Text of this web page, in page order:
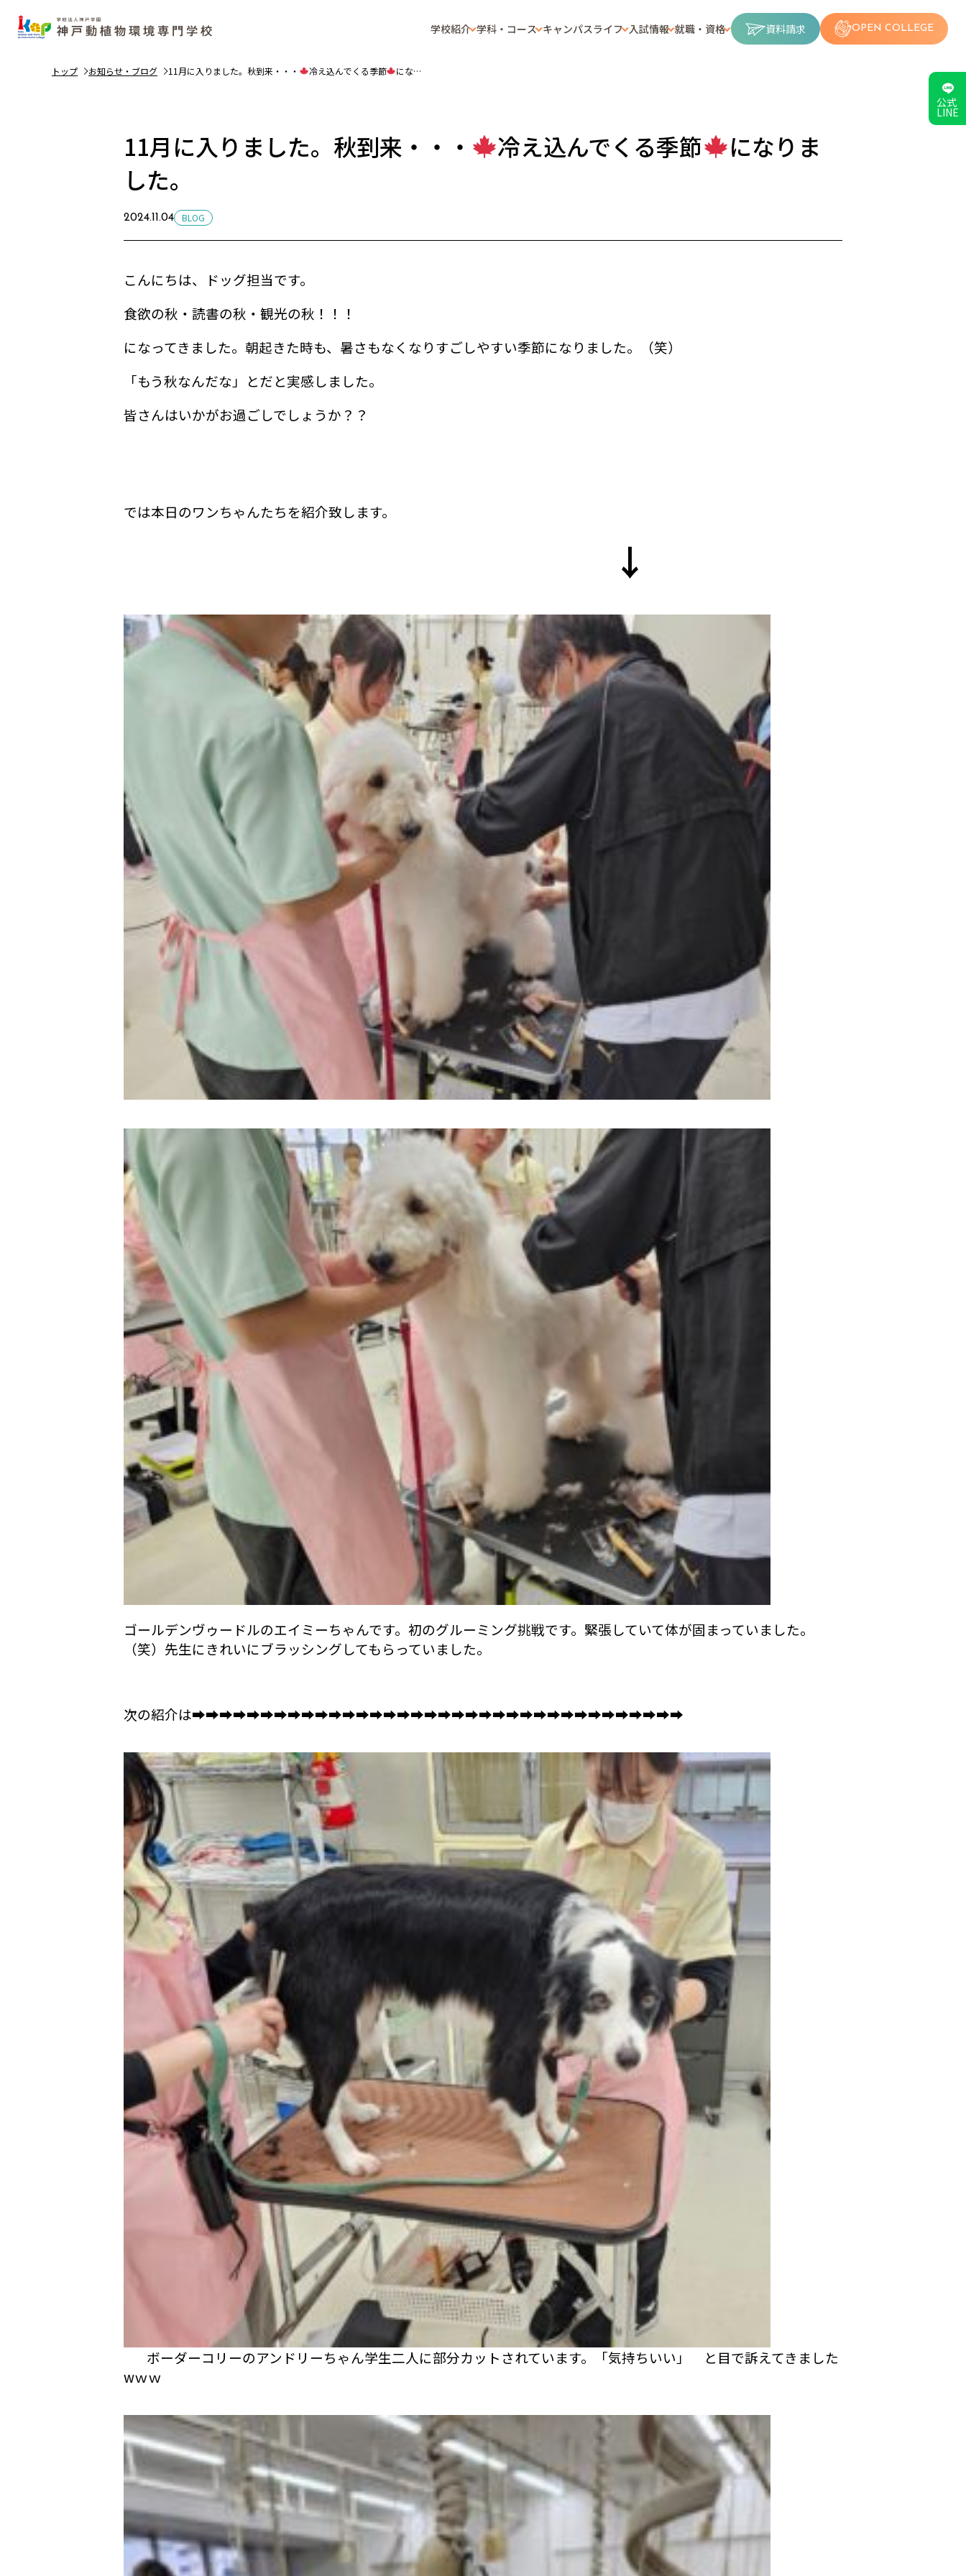
学校紹介 学科・コース キャンパスライフ 入試情報 就職・資格 資料請求 OPEN COLLEGE
公式
LINE
トップ お知らせ・ブログ 11月に入りました。秋到来・・・ 冷え込んでくる季節
になり
11月に入りました。秋到来・・・ 冷え込んでくる季節
になりま
した。
2024.11.04 BLOG
こんにちは、ドッグ担当です。
食欲の秋・読書の秋・観光の秋！！！
になってきました。朝起きた時も、暑さもなくなりすごしやすい季節になりました。（笑）
「もう秋なんだな」とだと実感しました。
皆さんはいかがお過ごしでしょうか？？
では本日のワンちゃんたちを紹介致します。
↓
ゴールデンヴゥードルのエイミーちゃんです。初のグルーミング挑戦です。緊張していて体が固まっていました。
（笑）先生にきれいにブラッシングしてもらっていました。
次の紹介は➡➡➡➡➡➡➡➡➡➡➡➡➡➡➡➡➡➡➡➡➡➡➡➡➡➡➡➡➡➡➡➡➡➡➡➡
ボーダーコリーのアンドリーちゃん学生二人に部分カットされています。「気持ちいい」 と目で訴えてきました
wｗｗ